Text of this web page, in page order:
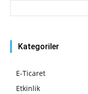
Kategoriler
E-Ticaret
Etkinlik